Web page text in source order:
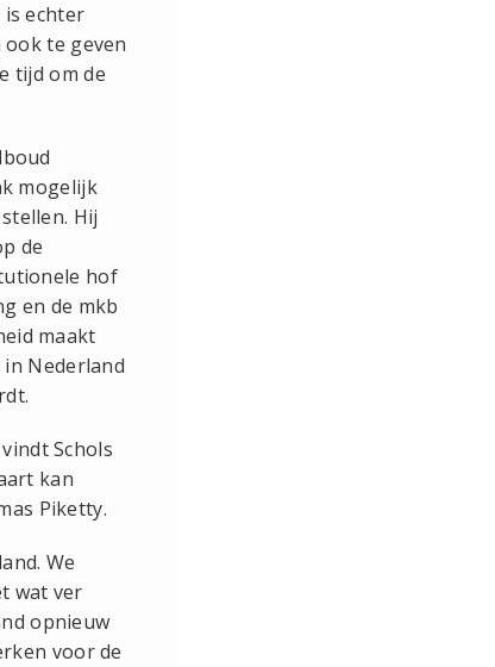
echter
te geven
tijd om de
mogelijk
Hij
de
hof
en de mkb
maakt
Nederland
Schols
kan
Piketty.
We
wat ver
opnieuw
voor de